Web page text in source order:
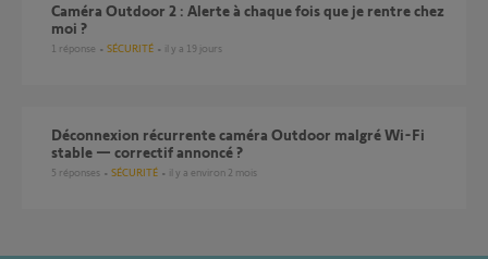
Caméra Outdoor 2 : Alerte à chaque fois que je rentre chez
moi ?
1 réponse SÉCURITÉ il y a 19 jours
Déconnexion récurrente caméra Outdoor malgré Wi-Fi
stable — correctif annoncé ?
5 réponses SÉCURITÉ il y a environ 2 mois